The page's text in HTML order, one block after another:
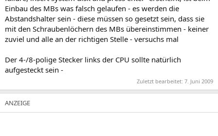
Einbau des MBs was falsch gelaufen - es werden die
Abstandshalter sein - diese müssen so gesetzt sein, dass sie
mit den Schraubenlöchern des MBs übereinstimmen - keiner
zuviel und alle an der richtigen Stelle - versuchs mal
Der 4-/8-polige Stecker links der CPU sollte natürlich
aufgesteckt sein -
Zuletzt bearbeitet: 7. Juni 2009